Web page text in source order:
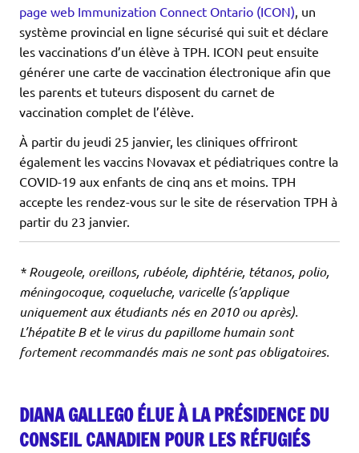
page web Immunization Connect Ontario (ICON) , un
système provincial en ligne sécurisé qui suit et déclare
les vaccinations d’un élève à TPH. ICON peut ensuite
générer une carte de vaccination électronique afin que
les parents et tuteurs disposent du carnet de
vaccination complet de l’élève.
À partir du jeudi 25 janvier, les cliniques offriront
également les vaccins Novavax et pédiatriques contre la
COVID-19 aux enfants de cinq ans et moins. TPH
accepte les rendez-vous sur le site de réservation TPH à
partir du 23 janvier.
* Rougeole, oreillons, rubéole, diphtérie, tétanos, polio,
méningocoque, coqueluche, varicelle (s’applique
uniquement aux étudiants nés en 2010 ou après).
L’hépatite B et le virus du papillome humain sont
fortement recommandés mais ne sont pas obligatoires.
DIANA GALLEGO ÉLUE À LA PRÉSIDENCE DU
CONSEIL CANADIEN POUR LES RÉFUGIÉS